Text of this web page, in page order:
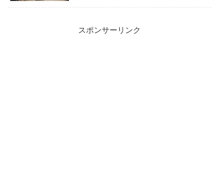
スポンサーリンク